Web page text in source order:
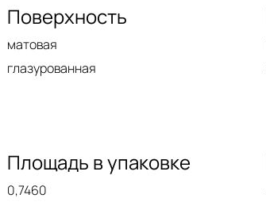
Поверхность
матовая
глазурованная
Площадь в упаковке
0,7460